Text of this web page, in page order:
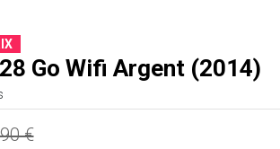
Go Wifi Argent (2014)
€